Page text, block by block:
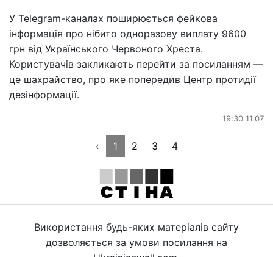
У Telegram-каналах поширюється фейкова
інформація про нібито одноразову виплату 9600
грн від Українського Червоного Хреста.
Користувачів закликають перейти за посиланням —
це шахрайство, про яке попередив Центр протидії
дезінформації.
19:30 11.07
‹ 1 2 3 4
Використання будь-яких матеріалів сайту
дозволяється за умови посилання на